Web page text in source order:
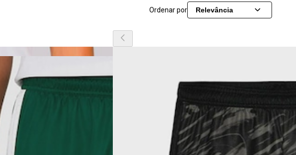
Ordenar por Relevância